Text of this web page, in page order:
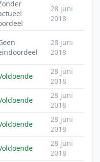
28 juni
2018
28 juni
2018
28 juni
2018
28 juni
2018
28 juni
2018
28 juni
2018